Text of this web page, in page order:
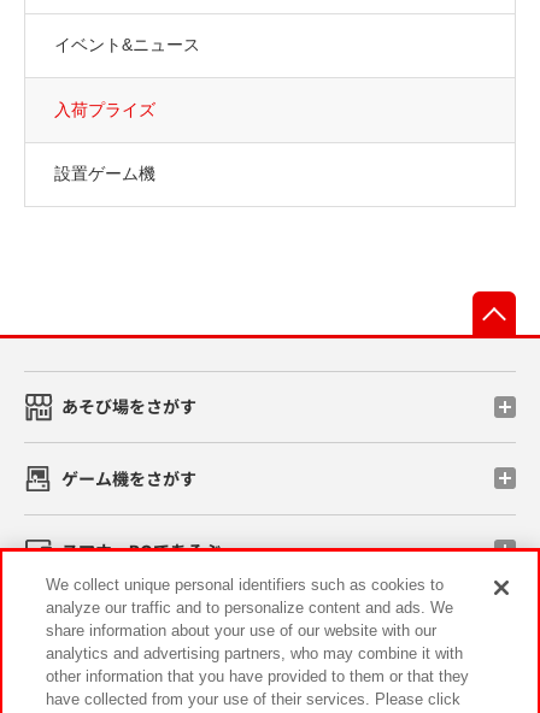
イベント&ニュース
入荷プライズ
設置ゲーム機
あそび場をさがす
ゲーム機をさがす
スマホ・PCであそぶ
イベント・キャンペーン
We collect unique personal identifiers such as cookies to
analyze our traffic and to personalize content and ads. We
share information about your use of our website with our
analytics and advertising partners, who may combine it with
other information that you have provided to them or that they
have collected from your use of their services. Please click